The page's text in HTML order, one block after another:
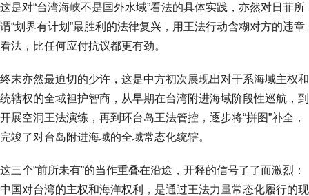
这是对“台湾海峡不是国外水域”看法的具体实践，亦然对日菲所
谓“划界有计划”最胜利的法律复兴，用王法行动含糊对方的违章
看法，比任何应付抗议都更有劲。
终末亦然最迫切的少许，这是中方初次展现出对干系海域主权和
统辖权的全域袒护智商，从早期在台湾附进海域阶段性巡航，到
开展空洞王法演练，再到环台岛王法管控，逐步将“拼图”补全，
完竣了对台岛附进海域的全域常态化统辖。
这三个“前所未有”的当作重叠在沿途，开释的信号了了而激烈：
中国对台湾的主权和海洋权利，是通过王法力量常态化履行的现